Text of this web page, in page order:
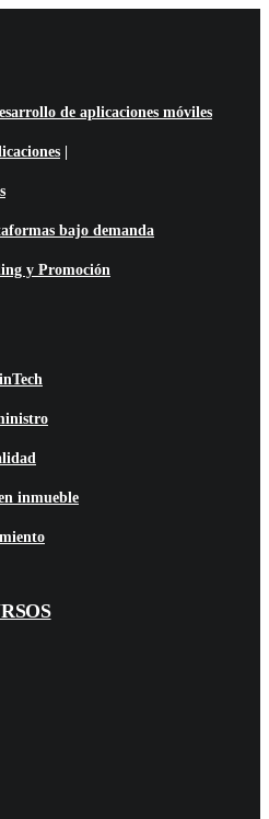
de aplicaciones móviles
|
bajo demanda
y Promoción
inmueble